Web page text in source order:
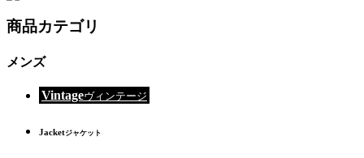
商品カテゴリ
メンズ
Vintageヴィンテージ
Jacketジャケット